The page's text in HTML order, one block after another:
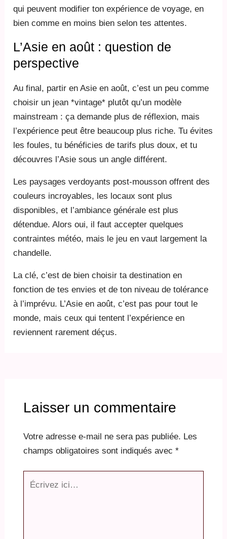
qui peuvent modifier ton expérience de voyage, en
bien comme en moins bien selon tes attentes.
L’Asie en août : question de
perspective
Au final, partir en Asie en août, c’est un peu comme
choisir un jean *vintage* plutôt qu’un modèle
mainstream : ça demande plus de réflexion, mais
l’expérience peut être beaucoup plus riche. Tu évites
les foules, tu bénéficies de tarifs plus doux, et tu
découvres l’Asie sous un angle différent.
Les paysages verdoyants post-mousson offrent des
couleurs incroyables, les locaux sont plus
disponibles, et l’ambiance générale est plus
détendue. Alors oui, il faut accepter quelques
contraintes météo, mais le jeu en vaut largement la
chandelle.
La clé, c’est de bien choisir ta destination en
fonction de tes envies et de ton niveau de tolérance
à l’imprévu. L’Asie en août, c’est pas pour tout le
monde, mais ceux qui tentent l’expérience en
reviennent rarement déçus.
Laisser un commentaire
Votre adresse e-mail ne sera pas publiée. Les
champs obligatoires sont indiqués avec *